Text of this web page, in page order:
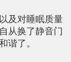
及对睡眠质量
从换了静音门
谐了。